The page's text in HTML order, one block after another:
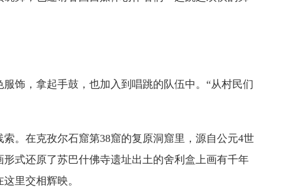
饰，拿起手鼓，也加入到唱跳的队伍中。“从村民们
。在克孜尔石窟第38窟的复原洞窟里，源自公元4世
式还原了苏巴什佛寺遗址出土的舍利盒上画有千年
里交相辉映。